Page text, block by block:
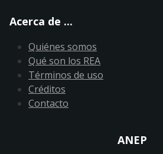
Acerca de ...
Quiénes somos
Qué son los REA
Términos de uso
Créditos
Contacto
ANEP